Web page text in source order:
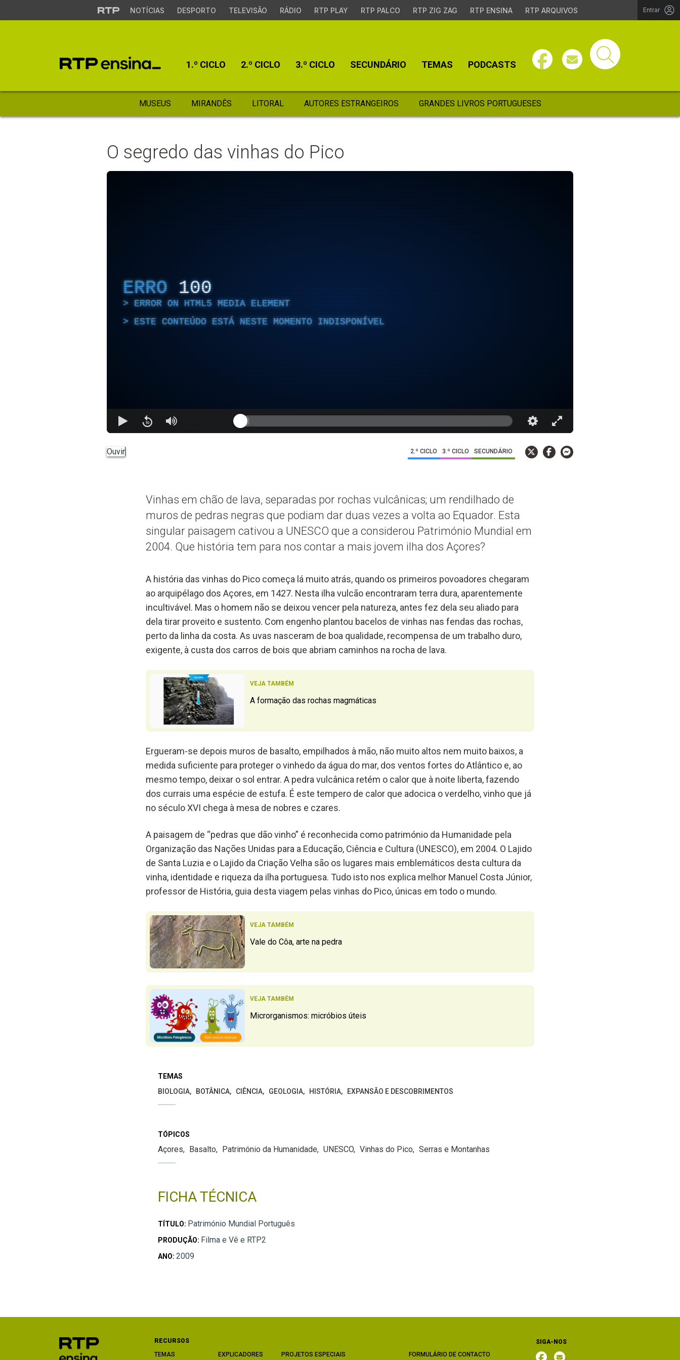
NOTÍCIAS DESPORTO TELEVISÃO RÁDIO RTP PLAY RTP PALCO RTP ZIG ZAG RTP ENSINA RTP ARQUIVOS Entrar
1.º CICLO 2.º CICLO 3.º CICLO SECUNDÁRIO TEMAS PODCASTS
MUSEUS MIRANDÊS LITORAL AUTORES ESTRANGEIROS GRANDES LIVROS PORTUGUESES
O segredo das vinhas do Pico
ERRO 100
ERROR ON HTML5 MEDIA ELEMENT
ESTE CONTEÚDO ESTÁ NESTE MOMENTO INDISPONÍVEL
Ouvir 2.º CICLO 3.º CICLO SECUNDÁRIO
Vinhas em chão de lava, separadas por rochas vulcânicas; um rendilhado de
muros de pedras negras que podiam dar duas vezes a volta ao Equador. Esta
singular paisagem cativou a UNESCO que a considerou Património Mundial em
2004. Que história tem para nos contar a mais jovem ilha dos Açores?
A história das vinhas do Pico começa lá muito atrás, quando os primeiros povoadores chegaram
ao arquipélago dos Açores, em 1427. Nesta ilha vulcão encontraram terra dura, aparentemente
incultivável. Mas o homem não se deixou vencer pela natureza, antes fez dela seu aliado para
dela tirar proveito e sustento. Com engenho plantou bacelos de vinhas nas fendas das rochas,
perto da linha da costa. As uvas nasceram de boa qualidade, recompensa de um trabalho duro,
exigente, à custa dos carros de bois que abriam caminhos na rocha de lava.
VEJA TAMBÉM
A formação das rochas magmáticas
Ergueram-se depois muros de basalto, empilhados à mão, não muito altos nem muito baixos, a
medida suficiente para proteger o vinhedo da água do mar, dos ventos fortes do Atlântico e, ao
mesmo tempo, deixar o sol entrar. A pedra vulcânica retém o calor que à noite liberta, fazendo
dos currais uma espécie de estufa. É este tempero de calor que adocica o verdelho, vinho que já
no século XVI chega à mesa de nobres e czares.
A paisagem de “pedras que dão vinho” é reconhecida como património da Humanidade pela
Organização das Nações Unidas para a Educação, Ciência e Cultura (UNESCO), em 2004. O Lajido
de Santa Luzia e o Lajido da Criação Velha são os lugares mais emblemáticos desta cultura da
vinha, identidade e riqueza da ilha portuguesa. Tudo isto nos explica melhor Manuel Costa Júnior,
professor de História, guia desta viagem pelas vinhas do Pico, únicas em todo o mundo.
VEJA TAMBÉM
Vale do Côa, arte na pedra
VEJA TAMBÉM
Microrganismos: micróbios úteis
TEMAS
BIOLOGIA
BOTÂNICA CIÊNCIA GEOLOGIA HISTÓRIA EXPANSÃO E DESCOBRIMENTOS
TÓPICOS
Açores Basalto Património da Humanidade UNESCO Vinhas do Pico Serras e Montanhas
FICHA TÉCNICA
TÍTULO: Património Mundial Português
PRODUÇÃO: Filma e Vê e RTP2
ANO: 2009
RECURSOS
TEMAS
EXPLICADORES PROJETOS ESPECIAIS FORMULÁRIO DE CONTACTO
SIGA-NOS